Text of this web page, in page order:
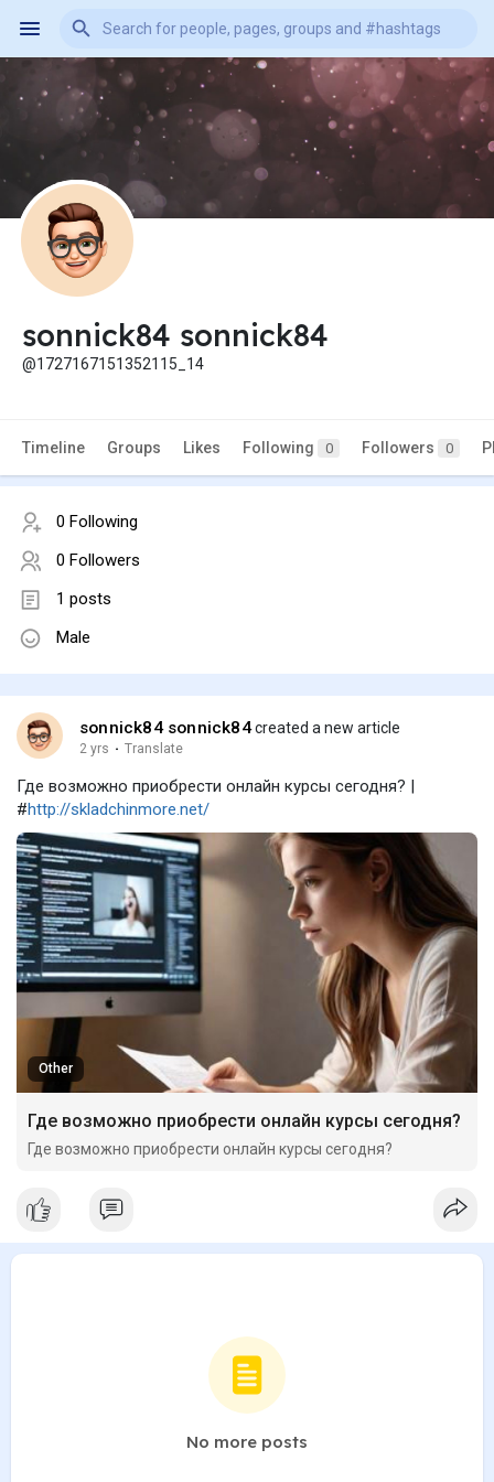
sonnick84 sonnick84
@1727167151352115_14
Timeline Groups Likes Following 0 Followers 0
0 Following
0 Followers
1 posts
Male
sonnick84 sonnick84created a new article
2 yrs · Translate
Где возможно приобрести онлайн курсы сегодня? |
#http://skladchinmore.net/
Other
Где возможно приобрести онлайн курсы сегодня?
Где возможно приобрести онлайн курсы сегодня?
No more posts